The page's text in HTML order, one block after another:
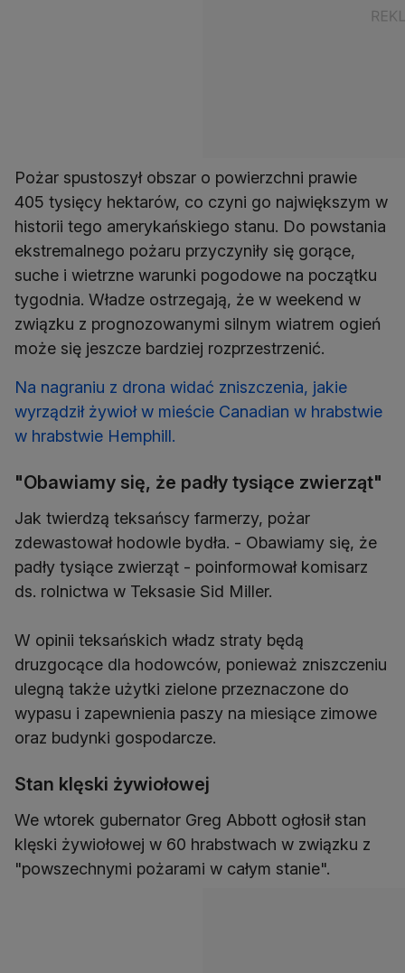
Pożar spustoszył obszar o powierzchni prawie
405 tysięcy hektarów, co czyni go największym w
historii tego amerykańskiego stanu. Do powstania
ekstremalnego pożaru przyczyniły się gorące,
suche i wietrzne warunki pogodowe na początku
tygodnia. Władze ostrzegają, że w weekend w
związku z prognozowanymi silnym wiatrem ogień
może się jeszcze bardziej rozprzestrzenić.
Na nagraniu z drona widać zniszczenia, jakie
wyrządził żywioł w mieście Canadian w hrabstwie
w hrabstwie Hemphill.
"Obawiamy się, że padły tysiące zwierząt"
Jak twierdzą teksańscy farmerzy, pożar
zdewastował hodowle bydła. - Obawiamy się, że
padły tysiące zwierząt - poinformował komisarz
ds. rolnictwa w Teksasie Sid Miller.
W opinii teksańskich władz straty będą
druzgocące dla hodowców, ponieważ zniszczeniu
ulegną także użytki zielone przeznaczone do
wypasu i zapewnienia paszy na miesiące zimowe
oraz budynki gospodarcze.
Stan klęski żywiołowej
We wtorek gubernator Greg Abbott ogłosił stan
klęski żywiołowej w 60 hrabstwach w związku z
"powszechnymi pożarami w całym stanie".